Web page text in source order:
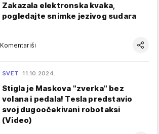
Zakazala elektronska kvaka,
pogledajte snimke jezivog sudara
Komentariši
SVET 11.10.2024.
Stigla je Maskova "zverka" bez
volana i pedala! Tesla predstavio
svoj dugoočekivani robotaksi
(Video)